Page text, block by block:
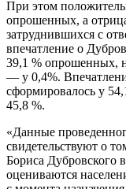
При этом
опрошенных, а
затруднившихся с
впечатление о
39,1 % опрошенных,
— у 0,4%.
сформировалось у
45,8 %.
«Данные
свидетельствуют о
Бориса Дубровского
оцениваются